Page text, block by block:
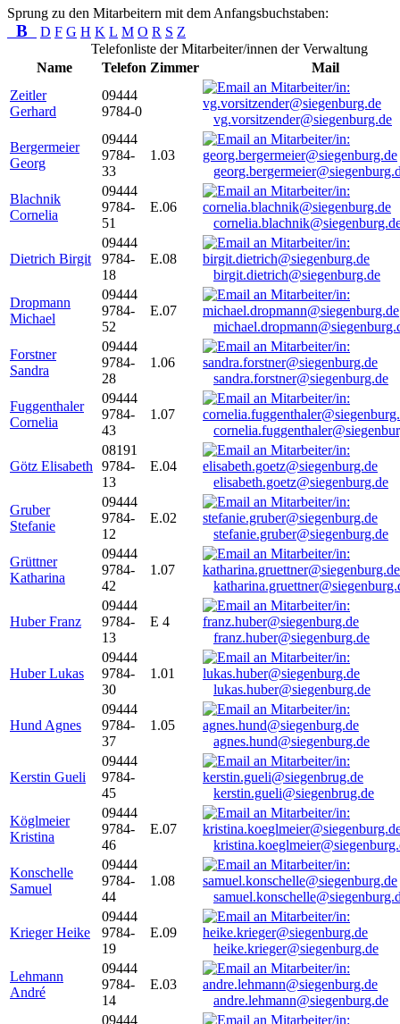
Sprung zu den Mitarbeitern mit dem Anfangsbuchstaben:
B D F G H K L M O R S Z
Telefonliste der Mitarbeiter/innen der Verwaltung
Name
Telefon Zimmer
Mail
Zeitler
Gerhard
09444
9784-0
vg.vorsitzender@siegenburg.de
Bergermeier
Georg
09444
9784-
33
1.03
Blachnik
Cornelia
09444
9784-
51
E.06
Dietrich Birgit
09444
9784-
18
E.08
birgit.dietrich@siegenburg.de
Dropmann
Michael
09444
9784-
52
E.07
Forstner
Sandra
09444
9784-
28
1.06
sandra.forstner@siegenburg.de
Fuggenthaler
Cornelia
09444
9784-
43
1.07
Götz Elisabeth
08191
9784-
13
E.04
elisabeth.goetz@siegenburg.de
Gruber
Stefanie
09444
9784-
12
E.02
stefanie.gruber@siegenburg.de
Grüttner
Katharina
09444
9784-
42
1.07
Huber Franz
09444
9784-
13
E 4
franz.huber@siegenburg.de
Huber Lukas
09444
9784-
30
1.01
lukas.huber@siegenburg.de
Hund Agnes
09444
9784-
37
1.05
agnes.hund@siegenburg.de
Kerstin Gueli
09444
9784-
45
kerstin.gueli@siegenbrug.de
Köglmeier
Kristina
09444
9784-
46
E.07
Konschelle
Samuel
09444
9784-
44
1.08
Krieger Heike
09444
9784-
19
E.09
heike.krieger@siegenburg.de
Lehmann
André
09444
9784-
14
E.03
andre.lehmann@siegenburg.de
09444